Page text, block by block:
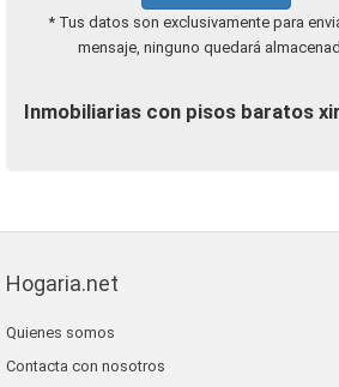
* Tus datos son exclusivamente para
mensaje, ninguno quedará
Inmobiliarias con pisos baratos
Hogaria.net
Quienes somos
Contacta con nosotros